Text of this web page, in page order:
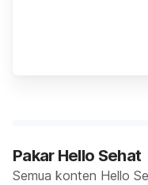
Pakar Hello Sehat
Semua konten Hello